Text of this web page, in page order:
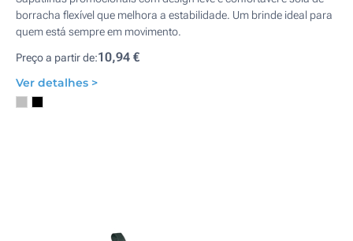
borracha flexível que melhora a estabilidade. Um brinde ideal para
quem está sempre em movimento.
Preço a partir de:10,94 €
Ver detalhes >